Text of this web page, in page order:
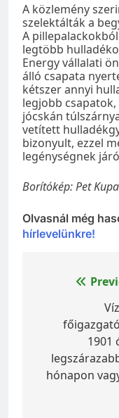
A közlemény
szelektálták a
A
legtöbb
Energy vállalati
álló csapata
kétszer annyi
legjobb
jócskán
vetített
bizonyult, ezzel
legénységnek
Borítókép: Pet
Olvasnál még
hírlevelünkre!
Bejegyzés
navigáció
1901
hónapon